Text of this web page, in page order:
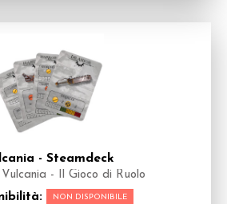
- Steamdeck
- Il Gioco di Ruolo
NON DISPONIBILE